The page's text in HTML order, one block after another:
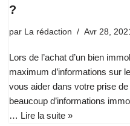
?
par La rédaction Avr 28,
Lors de l’achat d’un bien
maximum d’informations sur
vous aider dans votre prise
beaucoup d’informations
… Lire la suite »